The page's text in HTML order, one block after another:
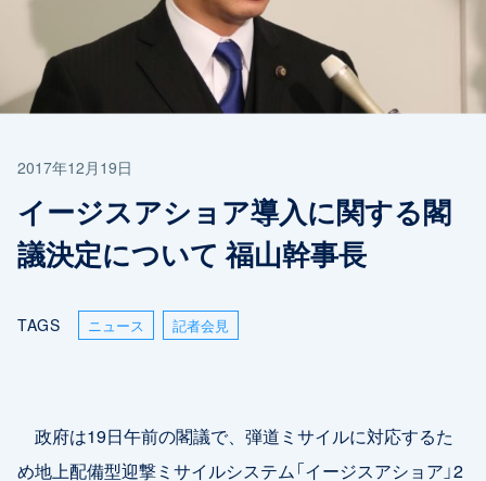
2017年12月19日
イージスアショア導入に関する閣
議決定について 福山幹事長
TAGS ニュース 記者会見
政府は19日午前の閣議で、弾道ミサイルに対応するた
め地上配備型迎撃ミサイルシステム「イージスアショア」2